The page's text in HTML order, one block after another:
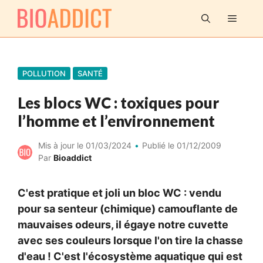
Aller
contenu
MENU
POLLUTION SANTÉ
Les blocs WC : toxiques pour
l’homme et l’environnement
Mis à jour le 01/03/2024 Publié le 01/12/2009
Par Bioaddict
C'est pratique et joli un bloc WC : vendu
pour sa senteur (chimique) camouflante de
mauvaises odeurs, il égaye notre cuvette
avec ses couleurs lorsque l'on tire la chasse
d'eau ! C'est l'écosystème aquatique qui est